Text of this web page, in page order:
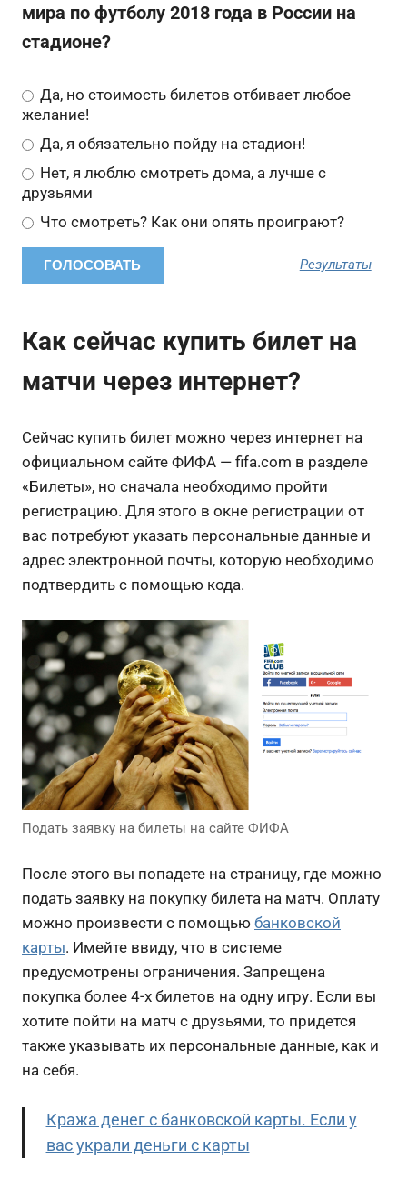
мира по футболу 2018 года в России на
стадионе?
Да, но стоимость билетов отбивает любое
желание!
Да, я обязательно пойду на стадион!
Нет, я люблю смотреть дома, а лучше с
друзьями
Что смотреть? Как они опять проиграют?
Результаты
Как сейчас купить билет на
матчи через интернет?
Сейчас купить билет можно через интернет на
официальном сайте ФИФА — fifa.com в разделе
«Билеты», но сначала необходимо пройти
регистрацию. Для этого в окне регистрации от
вас потребуют указать персональные данные и
адрес электронной почты, которую необходимо
подтвердить с помощью кода.
Подать заявку на билеты на сайте ФИФА
После этого вы попадете на страницу, где можно
подать заявку на покупку билета на матч. Оплату
можно произвести с помощью банковской
карты. Имейте ввиду, что в системе
предусмотрены ограничения. Запрещена
покупка более 4-х билетов на одну игру. Если вы
хотите пойти на матч с друзьями, то придется
также указывать их персональные данные, как и
на себя.
Кража денег с банковской карты. Если у
вас украли деньги с карты